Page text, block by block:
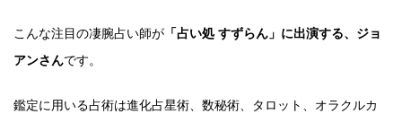
こんな注目の凄腕占い師が 「占い処 すずらん」に出演する、ジョ
アンさんです。
鑑定に用いる占術は進化占星術、数秘術、タロット、オラクルカ